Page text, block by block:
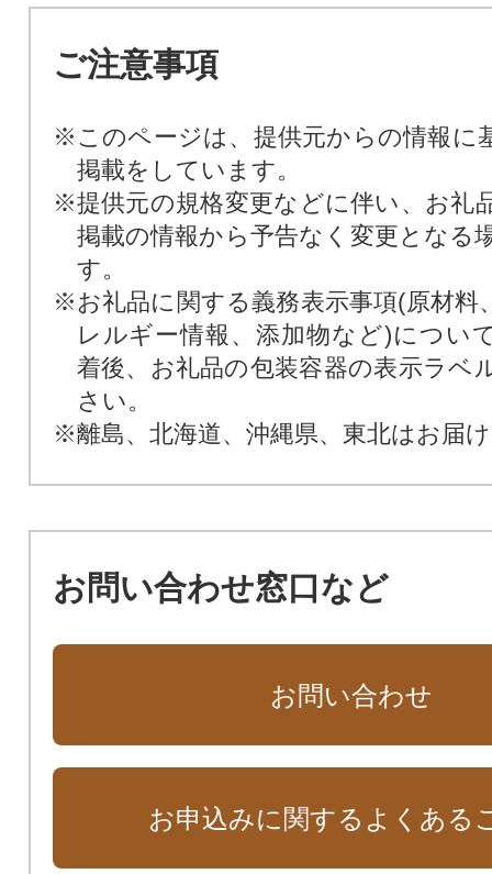
ご注意事項
※このページは、提供元からの情報に
掲載をしています。
※提供元の規格変更などに伴い、お礼
掲載の情報から予告なく変更となる
す。
※お礼品に関する義務表示事項(原材料
レルギー情報、添加物など)につい
着後、お礼品の包装容器の表示ラベ
さい。
※離島、北海道、沖縄県、東北はお届
お問い合わせ窓口など
お問い合わせ
お申込みに関するよくある